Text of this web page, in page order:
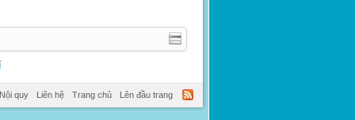
quy Liên hệ Trang chủ Lên đầu trang